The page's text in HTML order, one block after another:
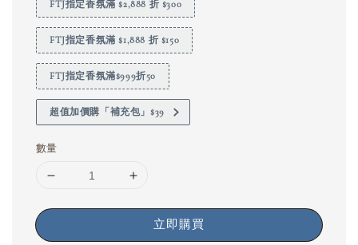
FTJ指定香氛滿 $2,888 折 $300
FTJ指定香氛滿 $1,888 折 $150
FTJ指定香氛滿$999折50
超值加價購「補充包」$39
數量
立即購買